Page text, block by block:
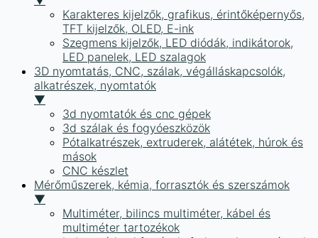
Karakteres kijelzők, grafikus, érintőképernyős,
TFT kijelzők, OLED, E-ink
Szegmens kijelzők, LED diódák, indikátorok,
LED panelek, LED szalagok
3D nyomtatás, CNC, szálak, végálláskapcsolók,
alkatrészek, nyomtatók
▼
3d nyomtatók és cnc gépek
3d szálak és fogyóeszközök
Pótalkatrészek, extruderek, alátétek, húrok és
mások
CNC készlet
Mérőműszerek, kémia, forrasztók és szerszámok
▼
Multiméter, bilincs multiméter, kábel és
multiméter tartozékok